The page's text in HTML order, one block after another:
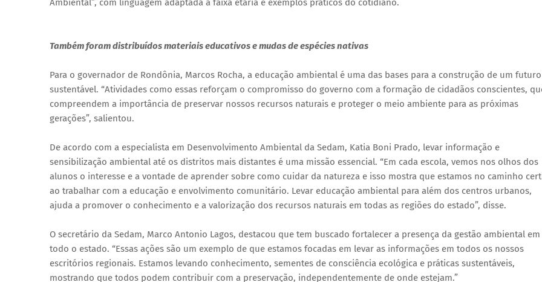
Ambiental”, com linguagem adaptada à faixa etária e exemplos práticos do cotidiano.
Também foram distribuídos materiais educativos e mudas de espécies nativas
Para o governador de Rondônia, Marcos Rocha, a educação ambiental é uma das bases para a construção de um futuro
sustentável. “Atividades como essas reforçam o compromisso do governo com a formação de cidadãos conscientes,
compreendem a importância de preservar nossos recursos naturais e proteger o meio ambiente para as próximas
gerações”, salientou.
De acordo com a especialista em Desenvolvimento Ambiental da Sedam, Katia Boni Prado, levar informação e
sensibilização ambiental até os distritos mais distantes é uma missão essencial. “Em cada escola, vemos nos olhos dos
alunos o interesse e a vontade de aprender sobre como cuidar da natureza e isso mostra que estamos no caminho
ao trabalhar com a educação e envolvimento comunitário. Levar educação ambiental para além dos centros urbanos,
ajuda a promover o conhecimento e a valorização dos recursos naturais em todas as regiões do estado”, disse.
O secretário da Sedam, Marco Antonio Lagos, destacou que tem buscado fortalecer a presença da gestão ambiental em
todo o estado. “Essas ações são um exemplo de que estamos focadas em levar as informações em todos os nossos
escritórios regionais. Estamos levando conhecimento, sementes de consciência ecológica e práticas sustentáveis,
mostrando que todos podem contribuir com a preservação, independentemente de onde estejam.”